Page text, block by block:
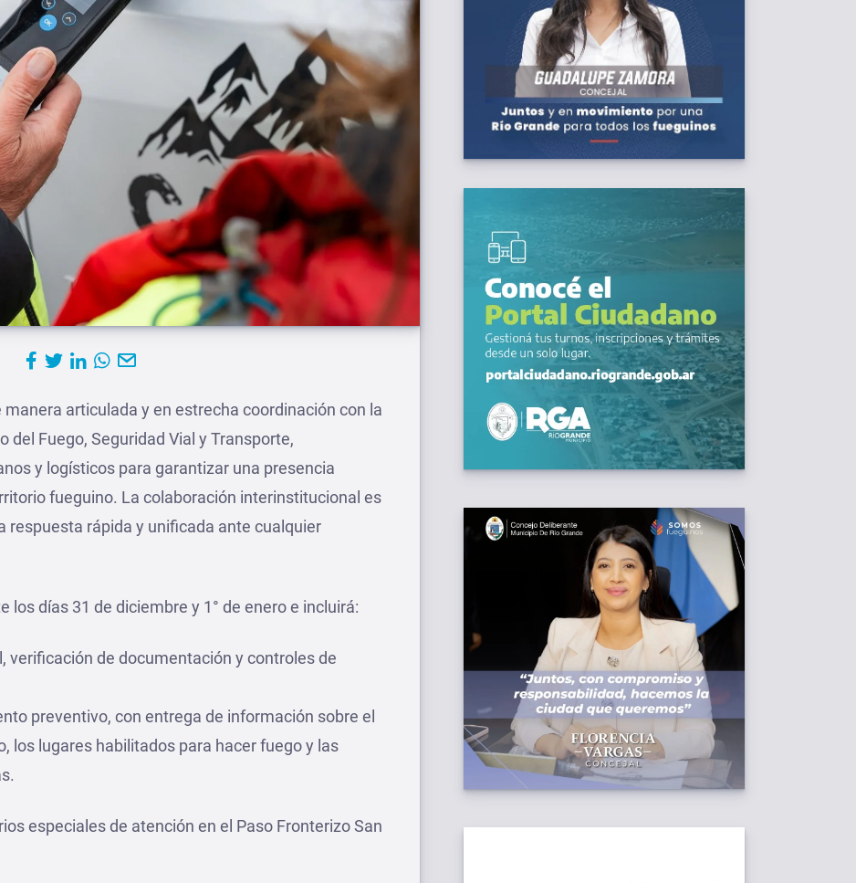
articulada y en estrecha coordinación con la
del Fuego, Seguridad Vial y Transporte,
y logísticos para garantizar una presencia
fueguino. La colaboración interinstitucional es
respuesta rápida y unificada ante cualquier
los días 31 de diciembre y 1° de enero e incluirá:
verificación de documentación y controles de
preventivo, con entrega de información sobre el
los lugares habilitados para hacer fuego y las
especiales de atención en el Paso Fronterizo San